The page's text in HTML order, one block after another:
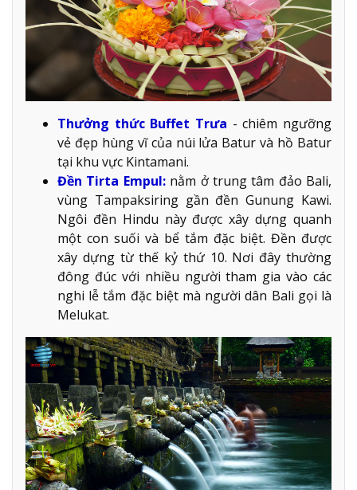
Thưởng thức Buffet Trưa - chiêm ngưỡng
vẻ đẹp hùng vĩ của núi lửa Batur và hồ Batur
tại khu vực Kintamani.
Đền Tirta Empul: nằm ở trung tâm đảo Bali,
vùng Tampaksiring gần đền Gunung Kawi.
Ngôi đền Hindu này được xây dựng quanh
một con suối và bể tắm đặc biệt. Đền được
xây dựng từ thế kỷ thứ 10. Nơi đây thường
đông đúc với nhiều người tham gia vào các
nghi lễ tắm đặc biệt mà người dân Bali gọi là
Melukat.